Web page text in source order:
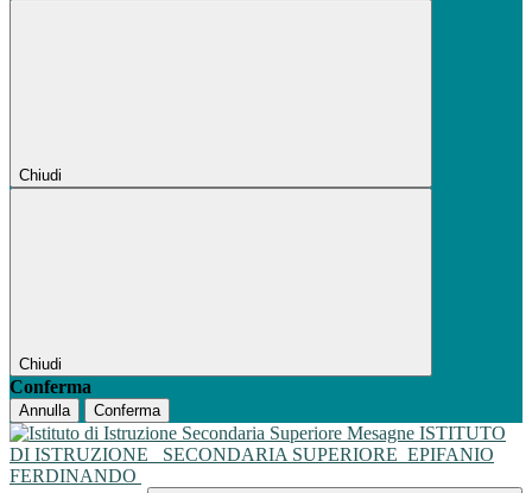
Chiudi
Chiudi
Conferma
Annulla Conferma
ISTITUTO
DI ISTRUZIONE
SECONDARIA SUPERIORE EPIFANIO
FERDINANDO